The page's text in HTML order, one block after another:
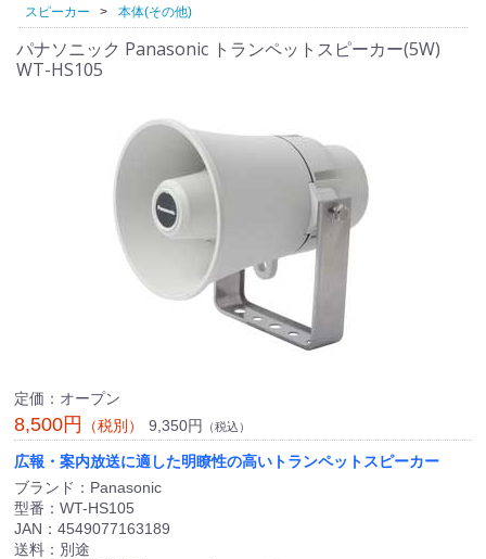
スピーカー
本体(その他)
パナソニック Panasonic トランペットスピーカー(5W)
WT-HS105
定価：オープン
8,500円 （税別） 9,350円 （税込）
広報・案内放送に適した明瞭性の高いトランペットスピーカー
ブランド：Panasonic
型番：WT-HS105
JAN：4549077163189
送料：別途